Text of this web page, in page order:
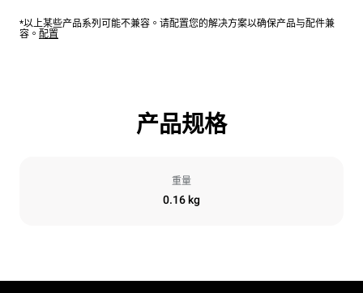
*以上某些产品系列可能不兼容。请配置您的解决方案以确保产品与配件兼
容。 配置
产品规格
重量
0.16 kg